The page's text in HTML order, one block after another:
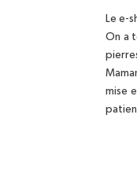
Le e-
On a
mise